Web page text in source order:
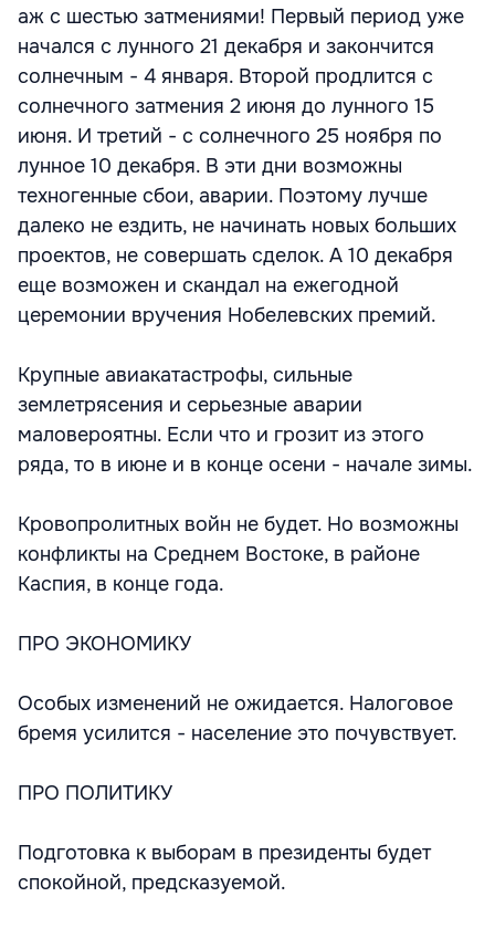
аж с шестью затмениями! Первый период уже
начался с лунного 21 декабря и закончится
солнечным - 4 января. Второй продлится с
солнечного затмения 2 июня до лунного 15
июня. И третий - с солнечного 25 ноября по
лунное 10 декабря. В эти дни возможны
техногенные сбои, аварии. Поэтому лучше
далеко не ездить, не начинать новых больших
проектов, не совершать сделок. А 10 декабря
еще возможен и скандал на ежегодной
церемонии вручения Нобелевских премий.
Крупные авиакатастрофы, сильные
землетрясения и серьезные аварии
маловероятны. Если что и грозит из этого
ряда, то в июне и в конце осени - начале зимы.
Кровопролитных войн не будет. Но возможны
конфликты на Среднем Востоке, в районе
Каспия, в конце года.
ПРО ЭКОНОМИКУ
Особых изменений не ожидается. Налоговое
бремя усилится - население это почувствует.
ПРО ПОЛИТИКУ
Подготовка к выборам в президенты будет
спокойной, предсказуемой.